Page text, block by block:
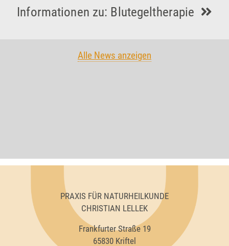
Informationen zu: Blutegeltherapie
Alle News anzeigen
PRAXIS FÜR NATURHEILKUNDE
CHRISTIAN LELLEK
Frankfurter Straße 19
65830 Kriftel